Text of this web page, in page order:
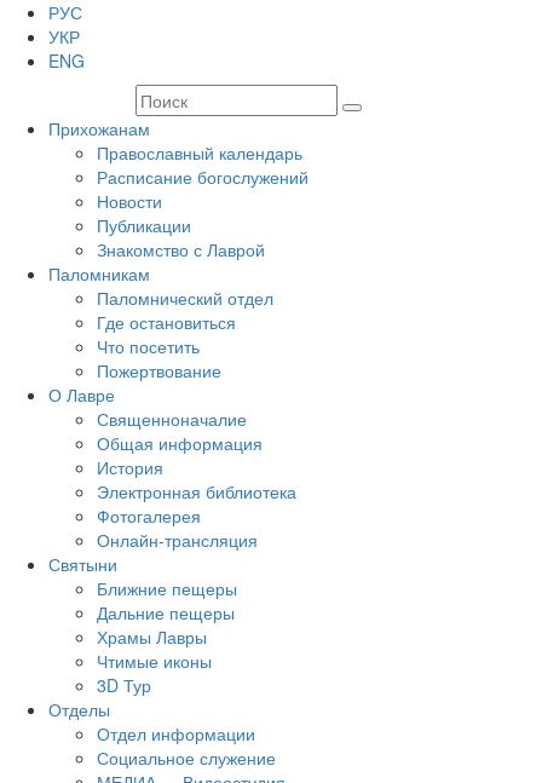
РУС
УКР
ENG
Прихожанам
Православный календарь
Расписание богослужений
Новости
Публикации
Знакомство с Лаврой
Паломникам
Паломнический отдел
Где остановиться
Что посетить
Пожертвование
О Лавре
Священноначалие
Общая информация
История
Электронная библиотека
Фотогалерея
Онлайн-трансляция
Святыни
Ближние пещеры
Дальние пещеры
Храмы Лавры
Чтимые иконы
3D Тур
Отделы
Отдел информации
Социальное служение